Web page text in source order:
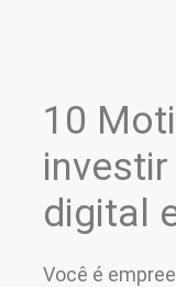
10
digital
Você é